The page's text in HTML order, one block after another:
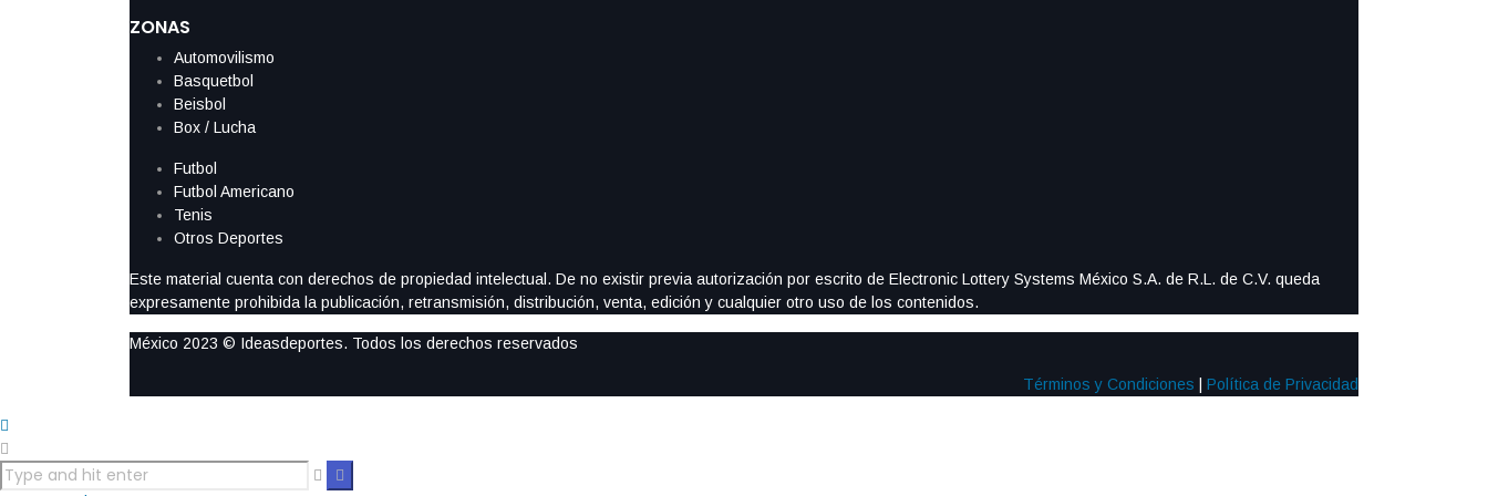
ZONAS
Automovilismo
Basquetbol
Beisbol
Box / Lucha
Futbol
Futbol Americano
Tenis
Otros Deportes
Este material cuenta con derechos de propiedad intelectual. De no existir previa autorización por escrito de Electronic Lottery Systems México S.A. de R.L. de C.V. queda
expresamente prohibida la publicación, retransmisión, distribución, venta, edición y cualquier otro uso de los contenidos.
México 2023 © Ideasdeportes. Todos los derechos reservados
Términos y Condiciones Política de Privacidad